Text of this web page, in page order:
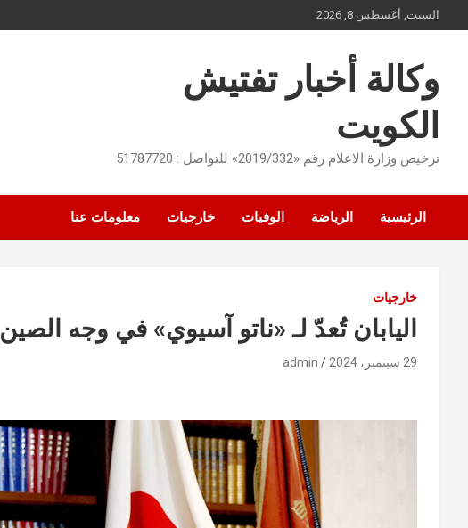
to
السبت, أغسطس 8, 2026
وكالة أخبار تفتيش
الكويت
ترخيص وزارة الاعلام رقم «2019/332» للتواصل : 51787720
الرئيسية الرياضة الوفيات خارجيات معلومات عنا
خارجيات
اليابان تُعدّ لـ «ناتو آسيوي» في وجه الصين
29 سبتمبر، 2024 admin